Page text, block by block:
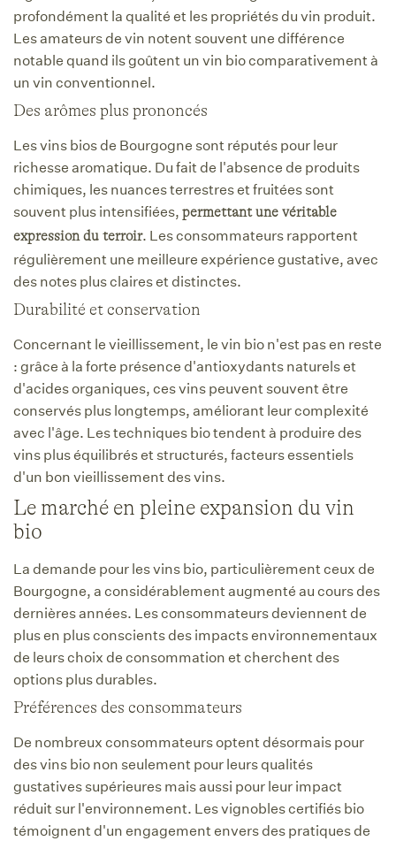
profondément la qualité et les propriétés du vin produit.
Les amateurs de vin notent souvent une différence
notable quand ils goûtent un vin bio comparativement à
un vin conventionnel.
Des arômes plus prononcés
Les vins bios de Bourgogne sont réputés pour leur
richesse aromatique. Du fait de l'absence de produits
chimiques, les nuances terrestres et fruitées sont
souvent plus intensifiées, permettant une véritable
expression du terroir. Les consommateurs rapportent
régulièrement une meilleure expérience gustative, avec
des notes plus claires et distinctes.
Durabilité et conservation
Concernant le vieillissement, le vin bio n'est pas en reste
: grâce à la forte présence d'antioxydants naturels et
d'acides organiques, ces vins peuvent souvent être
conservés plus longtemps, améliorant leur complexité
avec l'âge. Les techniques bio tendent à produire des
vins plus équilibrés et structurés, facteurs essentiels
d'un bon vieillissement des vins.
Le marché en pleine expansion du vin
bio
La demande pour les vins bio, particulièrement ceux de
Bourgogne, a considérablement augmenté au cours des
dernières années. Les consommateurs deviennent de
plus en plus conscients des impacts environnementaux
de leurs choix de consommation et cherchent des
options plus durables.
Préférences des consommateurs
De nombreux consommateurs optent désormais pour
des vins bio non seulement pour leurs qualités
gustatives supérieures mais aussi pour leur impact
réduit sur l'environnement. Les vignobles certifiés bio
témoignent d'un engagement envers des pratiques de